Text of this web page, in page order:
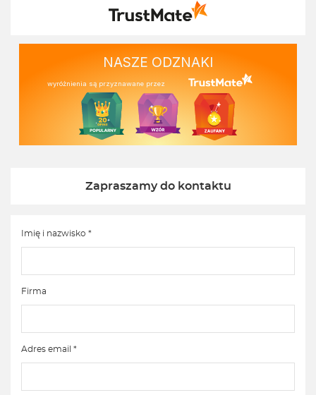
NASZE ODZNAKI
wyróżnienia są przyznawane przez
Zapraszamy do kontaktu
Imię i nazwisko *
Firma
Adres email *